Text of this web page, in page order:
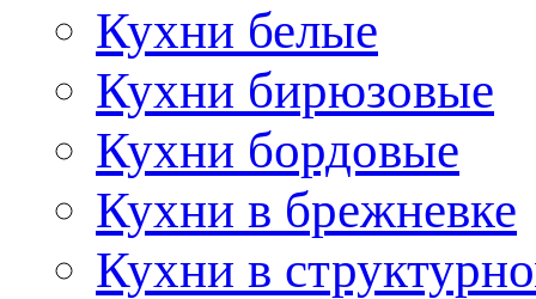
Кухни белые
Кухни бирюзовые
Кухни бордовые
Кухни в брежневке
Кухни в